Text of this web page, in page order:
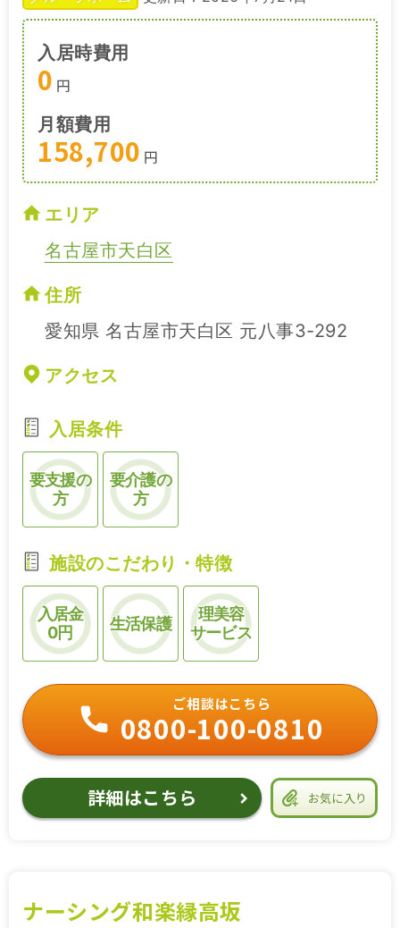
入居時費用
0 円
月額費用
158,700 円
エリア
名古屋市天白区
住所
愛知県 名古屋市天白区 元八事3-292
アクセス
入居条件
要支援の
方
要介護の
方
施設のこだわり・特徴
入居金
0円
生活保護
理美容
サービス
お気に入り
ご相談はこちら
0800-100-0810
詳細はこちら
ナーシング和楽縁高坂